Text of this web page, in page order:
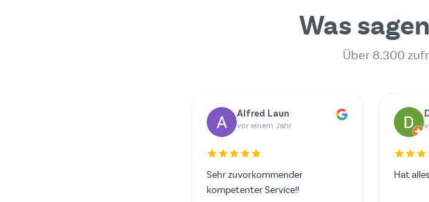
Was
Über 8.300
Yilmazer Yilmazer
vor einem Jahr
Der